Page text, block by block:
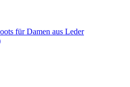
für Damen aus Leder